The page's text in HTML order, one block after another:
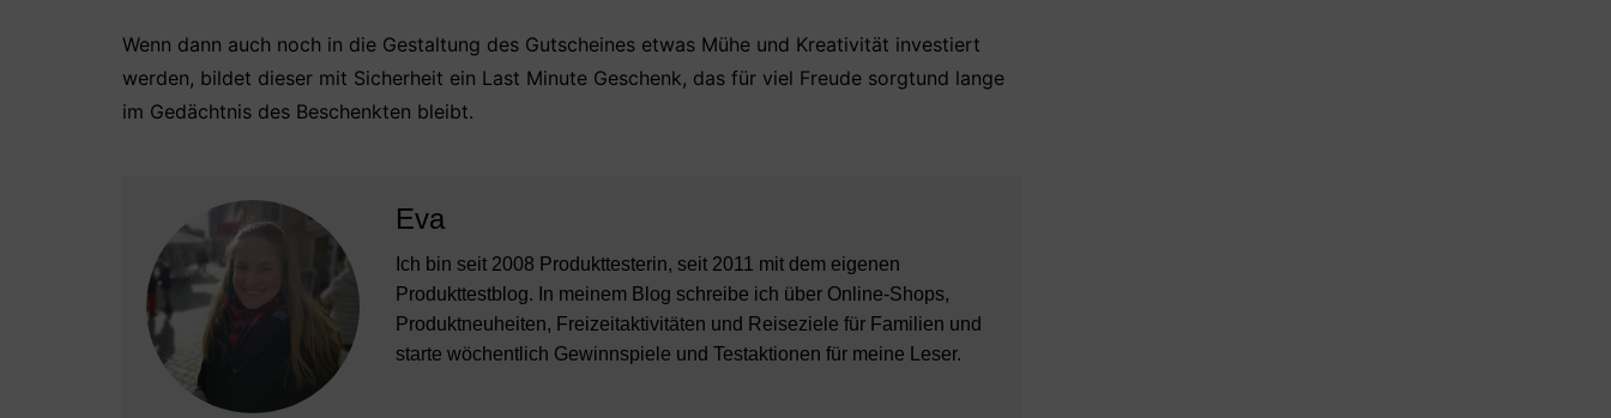
Wenn dann auch noch in die Gestaltung des Gutscheines etwas Mühe und Kreativität investiert
werden, bildet dieser mit Sicherheit ein Last Minute Geschenk, das für viel Freude sorgtund lange
im Gedächtnis des Beschenkten bleibt.
Eva
Ich bin seit 2008 Produkttesterin, seit 2011 mit dem eigenen
Produkttestblog. In meinem Blog schreibe ich über Online-Shops,
Produktneuheiten, Freizeitaktivitäten und Reiseziele für Familien und
starte wöchentlich Gewinnspiele und Testaktionen für meine Leser.